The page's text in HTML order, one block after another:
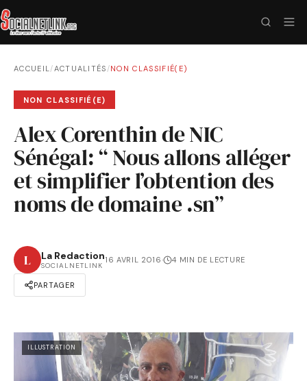
ACCUEIL/ACTUALITÉS /NON CLASSIFIÉ(E)
NON CLASSIFIÉ(E)
Alex Corenthin de NIC
Sénégal: “ Nous allons alléger
et simplifier l’obtention des
noms de domaine .sn”
L La Redaction
SOCIALNETLINK
16 AVRIL 2016· 4 MIN DE LECTURE
PARTAGER
ILLUSTRATION